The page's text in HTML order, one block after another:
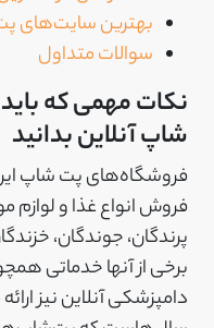
بهترین سایت‌های
سوالات متداول
نکات مهمی که
شاپ آنلاین بدانید
فروشگاه‌های پت شاپ
فروش انواع غذا و لوازم
پرندگان، جوندگان،
برخی از آنها خدماتی
دامپزشکی آنلاین نیز